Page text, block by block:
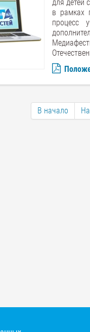
для детей
в рамках
процесс
В начало